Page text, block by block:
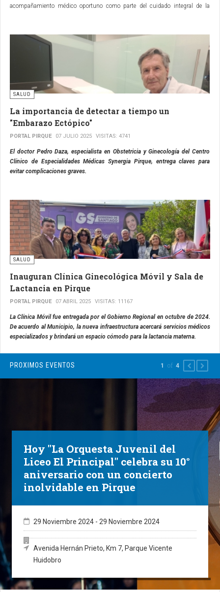
acompañamiento médico oportuno como parte del cuidado integral de la
SALUD
La importancia de detectar a tiempo un
"Embarazo Ectópico"
PORTAL PIRQUE 07 JULIO 2025 VISITAS: 4741
El doctor Pedro Daza, especialista en Obstetricia y Ginecología del Centro
Clínico de Especialidades Médicas Synergia Pirque, entrega claves para
evitar complicaciones graves.
SALUD
Inauguran Clínica Ginecológica Móvil y Sala de
Lactancia en Pirque
PORTAL PIRQUE 07 ABRIL 2025 VISITAS: 11167
La Clínica Móvil fue entregada por el Gobierno Regional en octubre de 2024.
De acuerdo al Municipio, la nueva infraestructura acercará servicios médicos
especializados y brindará un espacio cómodo para la lactancia materna.
PROXIMOS EVENTOS
Hoy "La Orquesta Juvenil del
Liceo El Principal" celebra su 10°
aniversario con un concierto
inolvidable en Pirque
29 Noviembre 2024 - 29 Noviembre 2024
Avenida Hernán Prieto, Km 7, Parque Vicente
Huidobro
1 of 4 PREVIOUS
NEXT